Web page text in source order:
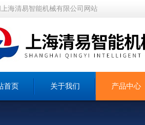
海清易智能机械有限公司网站
首页 关于我们 产品中心